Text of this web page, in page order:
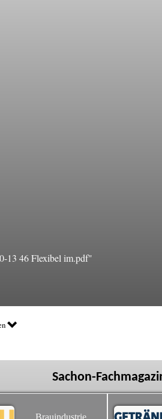
13 46 Flexibel im.pdf"
Sachon-
Brauindustrie